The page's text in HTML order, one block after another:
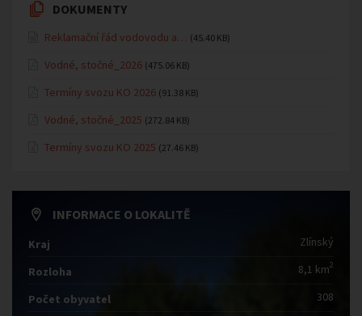
DOKUMENTY
Reklamační řád vodovodu a… (45.40 KB)
Vodné, stočné_2026 (475.06 KB)
Termíny svozu KO 2026 (91.38 KB)
Vodné, stočné_2025 (272.84 KB)
Termíny svozu KO 2025 (27.46 KB)
INFORMACE O LOKALITĚ
Kraj Zlínský
Rozloha 8,1 km2
Počet obyvatel 308